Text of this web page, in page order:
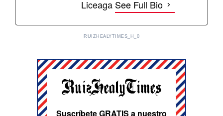
Liceaga See Full Bio
RUIZHEALYTIMES_H_0
Suscríbete GRATIS a nuestro